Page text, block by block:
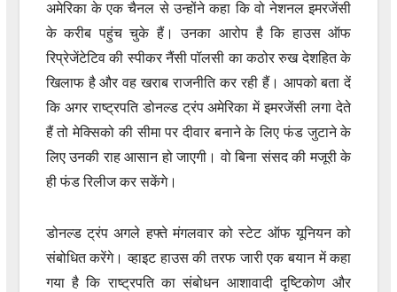
अमेरिका के एक चैनल से उन्होंने कहा कि वो नेशनल इमरजेंसी
के करीब पहुंच चुके हैं। उनका आरोप है कि हाउस ऑफ
रिप्रेजेंटेटिव की स्पीकर नैंसी पॉलसी का कठोर रुख देशहित के
खिलाफ है और वह खराब राजनीति कर रही हैं। आपको बता दें
कि अगर राष्ट्रपति डोनल्ड ट्रंप अमेरिका में इमरजेंसी लगा देते
हैं तो मेक्सिको की सीमा पर दीवार बनाने के लिए फंड जुटाने के
लिए उनकी राह आसान हो जाएगी। वो बिना संसद की मजूरी के
ही फंड रिलीज कर सकेंगे।
डोनल्ड ट्रंप अगले हफ्ते मंगलवार को स्टेट ऑफ यूनियन को
संबोधित करेंगे। व्हाइट हाउस की तरफ जारी एक बयान में कहा
गया है कि राष्ट्रपति का संबोधन आशावादी दृष्टिकोण और